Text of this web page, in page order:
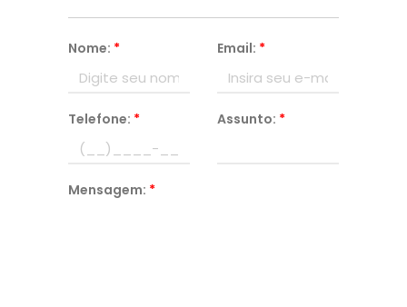
Nome: * Email: *
Telefone: * Assunto: *
Mensagem: *